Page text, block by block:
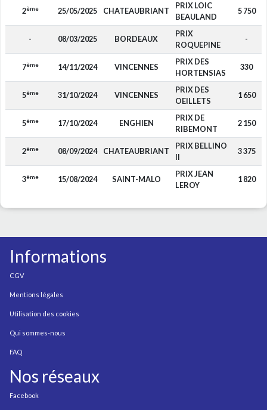
2ème 25/05/2025 CHATEAUBRIANT
PRIX LOIC
BEAULAND
5 750
- 08/03/2025 BORDEAUX
PRIX
ROQUEPINE
-
7ème 14/11/2024 VINCENNES
PRIX DES
HORTENSIAS
330
5ème 31/10/2024 VINCENNES
PRIX DES
OEILLETS
1 650
5ème 17/10/2024 ENGHIEN
PRIX DE
RIBEMONT
2 150
2ème 08/09/2024 CHATEAUBRIANT
PRIX BELLINO
II
3 375
3ème 15/08/2024 SAINT-MALO
PRIX JEAN
LEROY
1 820
Informations
CGV
Mentions légales
Utilisation des cookies
Qui sommes-nous
FAQ
Nos réseaux
Facebook